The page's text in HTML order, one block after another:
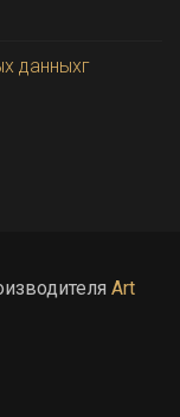
данныхг
Art